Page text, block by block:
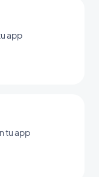
app
tu app